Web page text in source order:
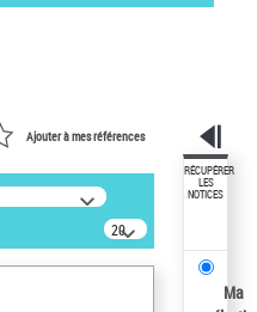
Ajouter à mes références
20
résultats/page
RÉCUPÉRER
LES
NOTICES
Ma